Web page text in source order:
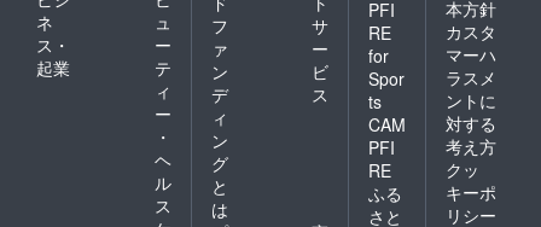
ネ
ス・
起業
ュ
ー
テ
ィ
ー
・
ヘ
ル
ス
フ
ァ
ン
デ
ィ
ン
グ
と
は
サ
ー
ビ
ス
PFI
RE
for
Spor
ts
CAM
PFI
RE
ふる
さと
本方針
カスタ
マーハ
ラスメ
ントに
対する
考え方
クッ
キーポ
リシー